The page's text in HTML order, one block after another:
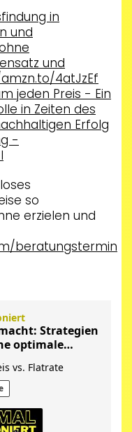
in
und
und
4atJzEf
jeden Preis - Ein
in Zeiten des
Erfolg
-
so
erzielen und
beratungstermin